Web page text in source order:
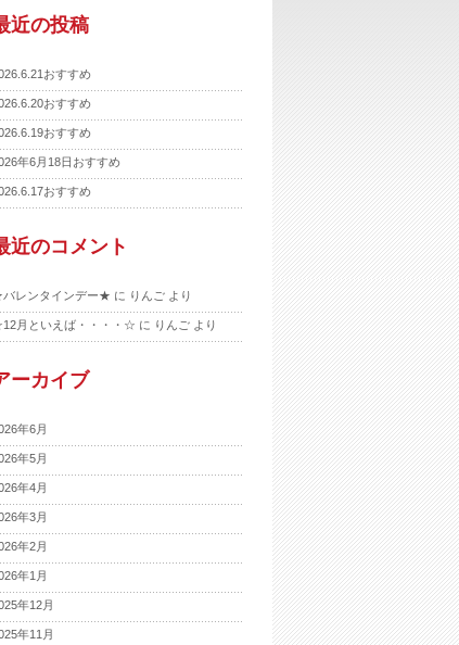
近の投稿
おすすめ
おすすめ
おすすめ
年6月18日おすすめ
おすすめ
近のコメント
レンタインデー★ に りんご より
月といえば・・・・☆ に りんご より
ーカイブ
年6月
年5月
年4月
年3月
年2月
年1月
年12月
年11月